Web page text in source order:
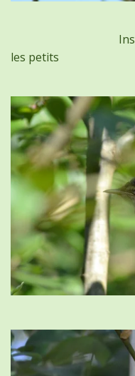
Insectes
les petits